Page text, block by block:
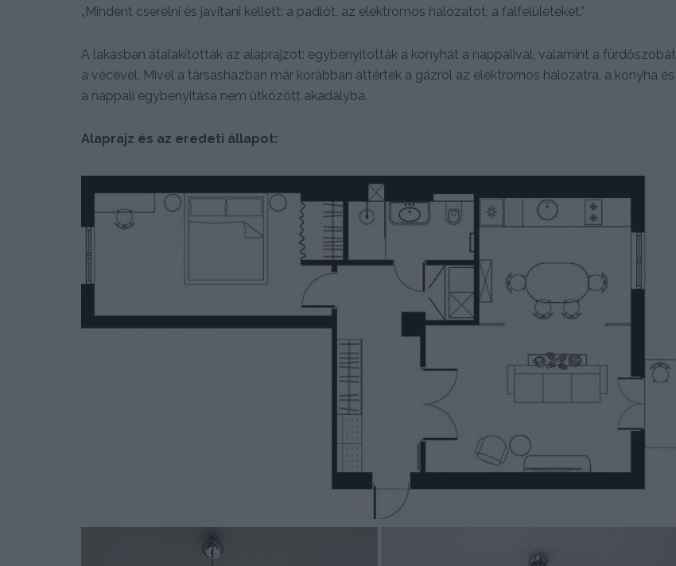
„Mindent cserélni és javítani kellett: a padlót, az elektromos hálózatot, a falfelületeket.”
A lakásban átalakították az alaprajzot: egybenyitották a konyhát a nappalival, valamint a fürdőszobát
a vécével. Mivel a társasházban már korábban áttértek a gázról az elektromos hálózatra, a konyha és
a nappali egybenyitása nem ütközött akadályba.
Alaprajz és az eredeti állapot: